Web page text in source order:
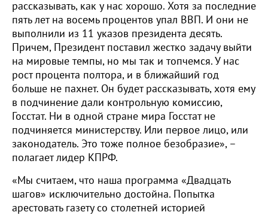
рассказывать, как у нас хорошо. Хотя за последние
пять лет на восемь процентов упал ВВП. И они не
выполнили из 11 указов президента десять.
Причем, Президент поставил жестко задачу выйти
на мировые темпы, но мы так и топчемся. У нас
рост процента полтора, и в ближайший год
больше не пахнет. Он будет рассказывать, хотя ему
в подчинение дали контрольную комиссию,
Госстат. Ни в одной стране мира Госстат не
подчиняется министерству. Или первое лицо, или
законодатель. Это тоже полное безобразие», –
полагает лидер КПРФ.
«Мы считаем, что наша программа «Двадцать
шагов» исключительно достойна. Попытка
арестовать газету со столетней историей